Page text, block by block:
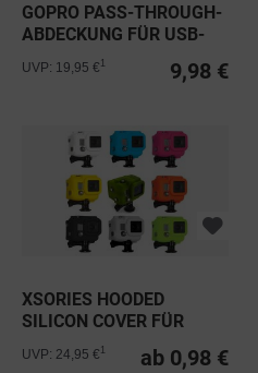
GOPRO PASS-THROUGH-
ABDECKUNG FÜR USB-
KABEL FÜR...
9,98 €
UVP: 19,95 € 1
XSORIES HOODED
SILICON COVER FÜR
ab 0,98 €
UVP: 24,95 € 1